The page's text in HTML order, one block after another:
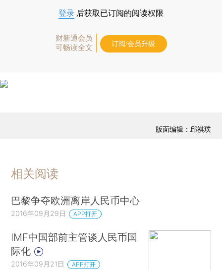
登录 后获取已订阅的阅读权限
财新通会员
可畅读全文
订阅/会员升级
版面编辑：邱祺璞
相关阅读
巴黎争夺欧洲离岸人民币中心
2016年09月29日 APP打开
IMF中国部前主管谈人民币国
际化
2016年09月21日 APP打开